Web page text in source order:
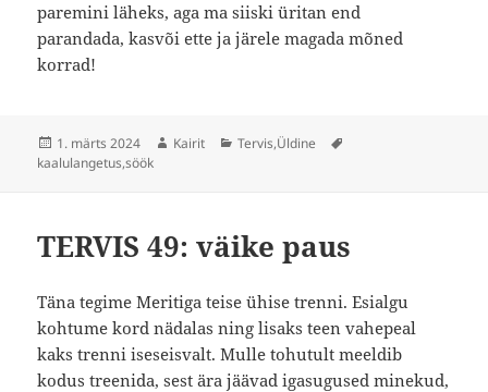
paremini läheks, aga ma siiski üritan end
parandada, kasvõi ette ja järele magada mõned
korrad!
Postitatud
1. märts 2024 Autor
Kairit Rubriigid
Tervis,Üldine
kaalulangetus,söök
TERVIS 49: väike paus
Täna tegime Meritiga teise ühise trenni. Esialgu
kohtume kord nädalas ning lisaks teen vahepeal
kaks trenni iseseisvalt. Mulle tohutult meeldib
kodus treenida, sest ära jäävad igasugused minekud,